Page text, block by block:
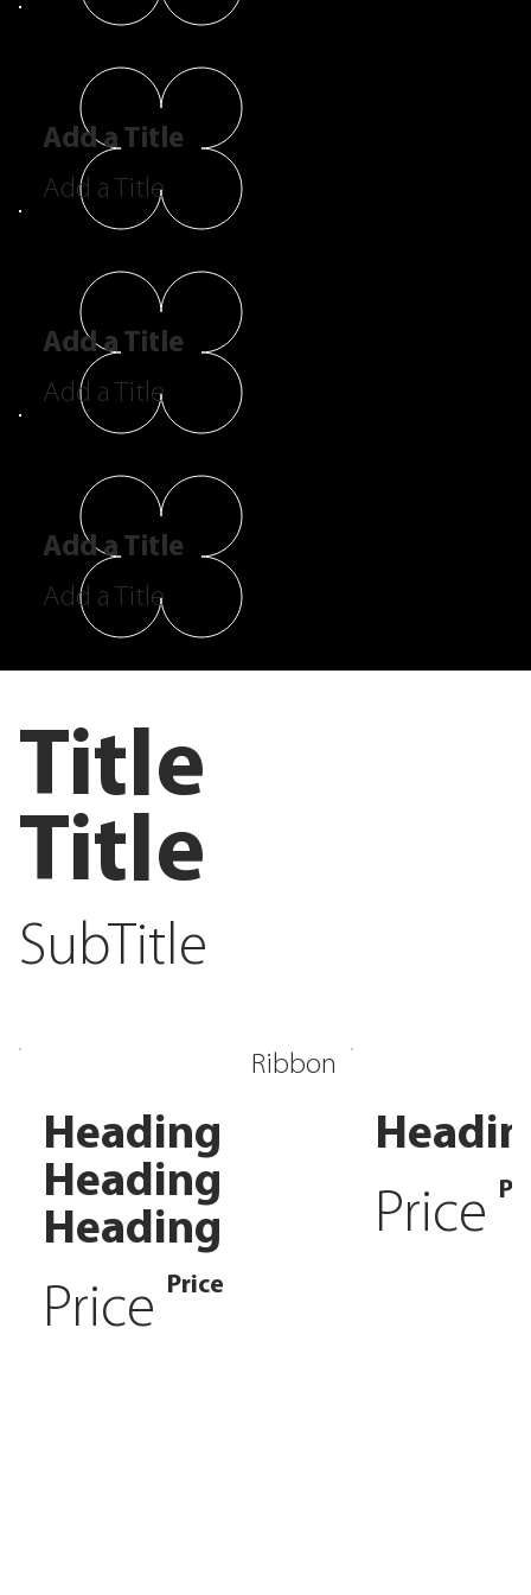
Add a Title
Add a Title
Add a Title
Add a Title
Add a Title
Add a Title
Title
Title
SubTitle
Ribbon
Heading
Heading
Heading
Price Price
Price